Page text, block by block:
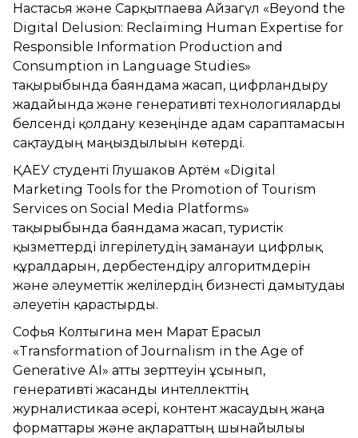
Настасья және Сарқытпаева Айзагүл «Beyond the
Digital Delusion: Reclaiming Human Expertise for
Responsible Information Production and
Consumption in Language Studies»
тақырыбында баяндама жасап, цифрландыру
жағдайында және генеративті технологияларды
белсенді қолдану кезеңінде адам сараптамасын
сақтаудың маңыздылығын көтерді.
ҚАЕУ студенті Глушаков Артём «Digital
Marketing Tools for the Promotion of Tourism
Services on Social Media Platforms»
тақырыбында баяндама жасап, туристік
қызметтерді ілгерілетудің заманауи цифрлық
құралдарын, дербестендіру алгоритмдерін
және әлеуметтік желілердің бизнесті дамытудағы
әлеуетін қарастырды.
Софья Колтыгина мен Марат Ерасыл
«Transformation of Journalism in the Age of
Generative AI» атты зерттеуін ұсынып,
генеративті жасанды интеллекттің
журналистикаға әсері, контент жасаудың жаңа
форматтары және ақпараттың шынайылығы